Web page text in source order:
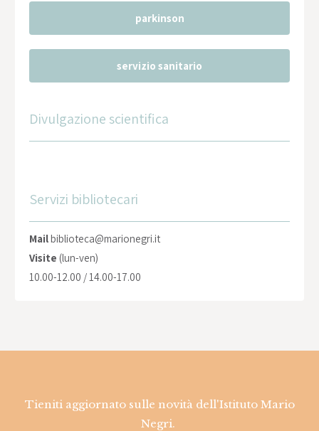
parkinson
servizio sanitario
Divulgazione scientifica
Servizi bibliotecari
Mailbiblioteca@marionegri.it
Visite (lun-ven)
10.00-12.00 / 14.00-17.00
Tieniti aggiornato sulle novità dell'Istituto Mario
Negri.